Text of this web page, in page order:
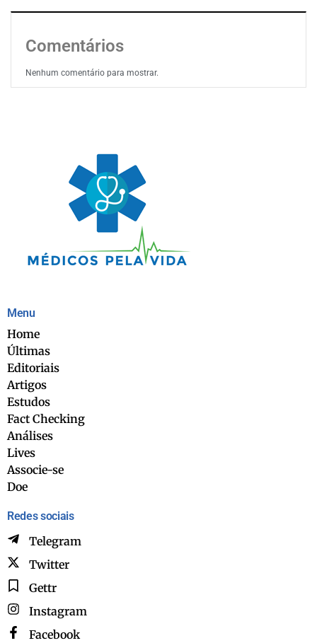
Comentários
Nenhum comentário para mostrar.
Menu
Home
Últimas
Editoriais
Artigos
Estudos
Fact Checking
Análises
Lives
Associe-se
Doe
Redes sociais
Telegram
Twitter
Gettr
Instagram
Facebook